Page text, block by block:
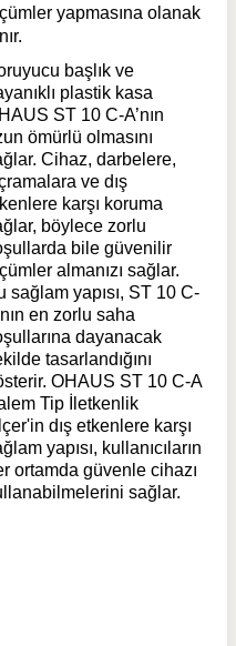
yapmasına olanak
başlık ve
plastik kasa
ST 10 C-A’nın
ömürlü olmasını
Cihaz, darbelere,
ve dış
karşı koruma
böylece zorlu
bile güvenilir
almanızı sağlar.
sağlam yapısı, ST 10 C-
en zorlu saha
dayanacak
tasarlandığını
OHAUS ST 10 C-A
Tip İletkenlik
dış etkenlere karşı
yapısı, kullanıcıların
ortamda güvenle cihazı
sağlar.